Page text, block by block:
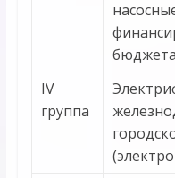
бюджета
IV
группа